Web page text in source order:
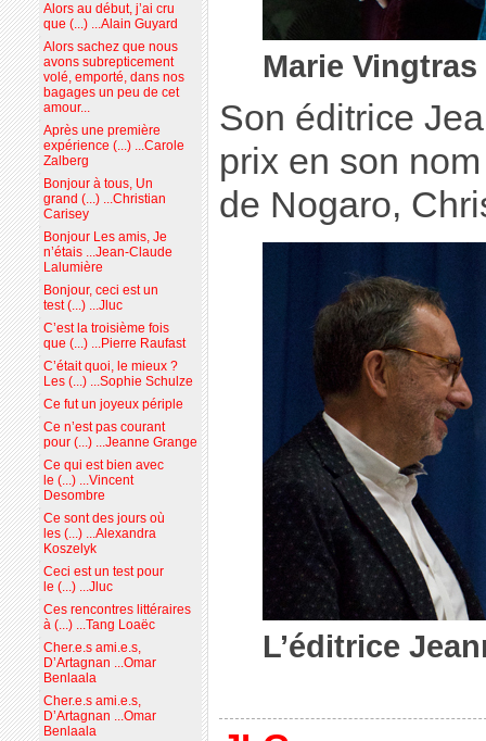
Marie Vingtras
Son éditrice
prix en son
de Nogaro,
L’éditrice
Alors au début, j’ai cru
que (...) ...Alain Guyard
Alors sachez que nous
avons subrepticement
volé, emporté, dans nos
bagages un peu de cet
amour...
Après une première
expérience (...) ...Carole
Zalberg
Bonjour à tous, Un
grand (...) ...Christian
Carisey
Bonjour Les amis, Je
n’étais ...Jean-Claude
Lalumière
Bonjour, ceci est un
test (...) ...Jluc
C’est la troisième fois
que (...) ...Pierre Raufast
C’était quoi, le mieux ?
Les (...) ...Sophie Schulze
Ce fut un joyeux périple
Ce n’est pas courant
pour (...) ...Jeanne Grange
Ce qui est bien avec
le (...) ...Vincent
Desombre
Ce sont des jours où
les (...) ...Alexandra
Koszelyk
Ceci est un test pour
le (...) ...Jluc
Ces rencontres littéraires
à (...) ...Tang Loaëc
Cher.e.s ami.e.s,
D’Artagnan ...Omar
Benlaala
Cher.e.s ami.e.s,
D’Artagnan ...Omar
Benlaala